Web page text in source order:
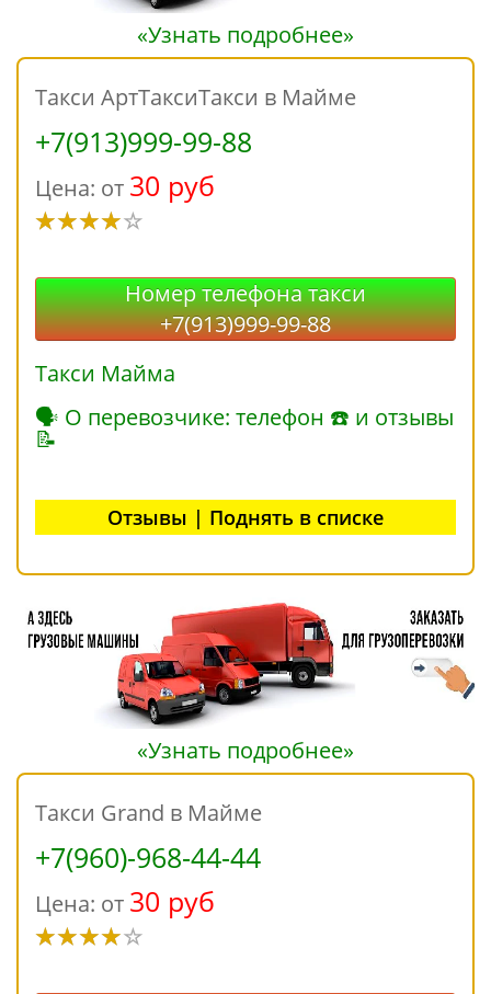
«Узнать подробнее»
Такси АртТаксиТакси в Майме
+7(913)999-99-88
Цена: от 30 руб
Номер телефона такси
+7(913)999-99-88
Такси Майма
🗣 О перевозчике: телефон ☎ и отзывы
📝
Отзывы | Поднять в списке
«Узнать подробнее»
Такси Grand в Майме
+7(960)-968-44-44
Цена: от 30 руб